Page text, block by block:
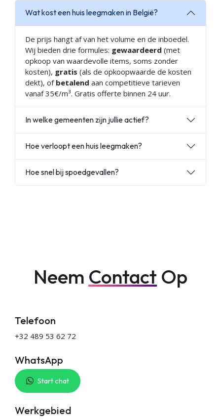
Wat kost een huis leegmaken in België?
De prijs hangt af van het volume en de inboedel.
Wij bieden drie formules: gewaardeerd (met
opkoop van waardevolle items, soms zonder
kosten), gratis (als de opkoopwaarde de kosten
dekt), of betalend aan competitieve tarieven
vanaf 35€/m³. Gratis offerte binnen 24 uur.
In welke gemeenten zijn jullie actief?
Hoe verloopt een huis leegmaken?
Hoe snel bij spoedgevallen?
Neem Contact Op
Telefoon
+32 489 53 62 72
WhatsApp
Start chat
Werkgebied